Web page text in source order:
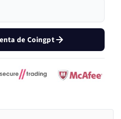
de Coingpt